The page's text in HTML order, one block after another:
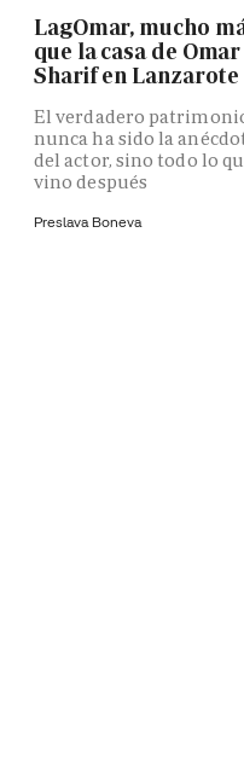
LagOmar, mucho
que la casa de Omar
Sharif en Lanzarote
El verdadero
nunca ha sido la
del actor, sino todo lo
vino después
Preslava Boneva